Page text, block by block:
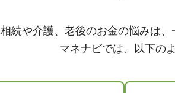
相続や介護、老後のお金の悩みは
マネナビでは、以下の